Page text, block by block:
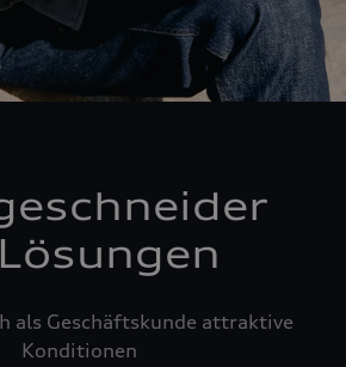
als Geschäftskunde attraktive
Konditionen